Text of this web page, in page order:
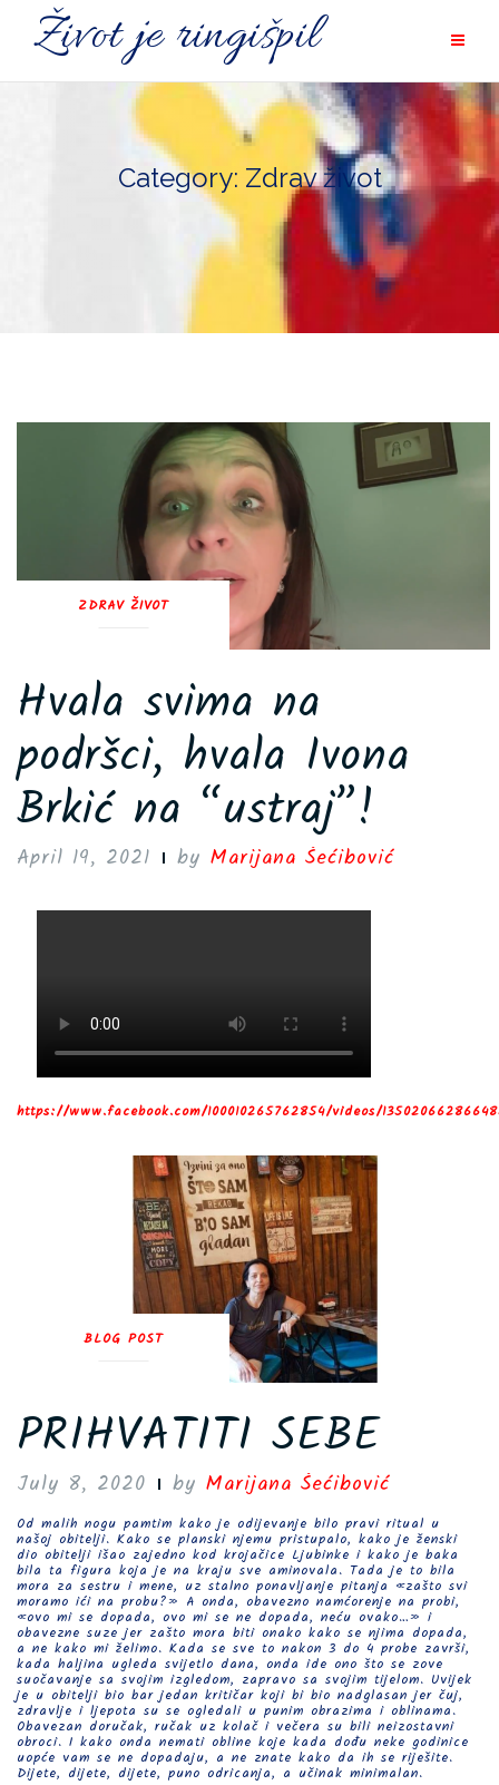
Život je ringišpil
Category: Zdrav život
ZDRAV ŽIVOT
Hvala svima na
podršci, hvala Ivona
Brkić na “ustraj”!
April 19, 2021 by Marijana Šećibović
https://www.facebook.com/100010265762854/videos/
BLOG POST
PRIHVATITI SEBE
July 8, 2020 by Marijana Šećibović
Od malih nogu pamtim kako je odijevanje bilo pravi ritual u
našoj obitelji. Kako se planski njemu pristupalo, kako je ženski
dio obitelji išao zajedno kod krojačice Ljubinke i kako je baka
bila ta figura koja je na kraju sve aminovala. Tada je to bila
mora za sestru i mene, uz stalno ponavljanje pitanja «zašto svi
moramo ići na probu?» A onda, obavezno namćorenje na probi,
«ovo mi se dopada, ovo mi se ne dopada, neću ovako…» i
obavezne suze jer zašto mora biti onako kako se njima dopada,
a ne kako mi želimo. Kada se sve to nakon 3 do 4 probe završi,
kada haljina ugleda svijetlo dana, onda ide ono što se zove
suočavanje sa svojim izgledom, zapravo sa svojim tijelom. Uvijek
je u obitelji bio bar jedan kritičar koji bi bio nadglasan jer čuj,
zdravlje i ljepota su se ogledali u punim obrazima i oblinama.
Obavezan doručak, ručak uz kolač i večera su bili neizostavni
obroci. I kako onda nemati obline koje kada dođu neke godinice
uopće vam se ne dopadaju, a ne znate kako da ih se riješite.
Dijete, dijete, dijete, puno odricanja, a učinak minimalan.